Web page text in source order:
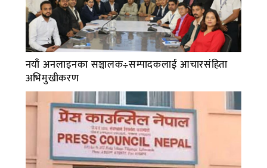
नयाँ अनलाइनका सञ्चालक÷सम्पादकलाई आचारसंहिता
अभिमुखीकरण